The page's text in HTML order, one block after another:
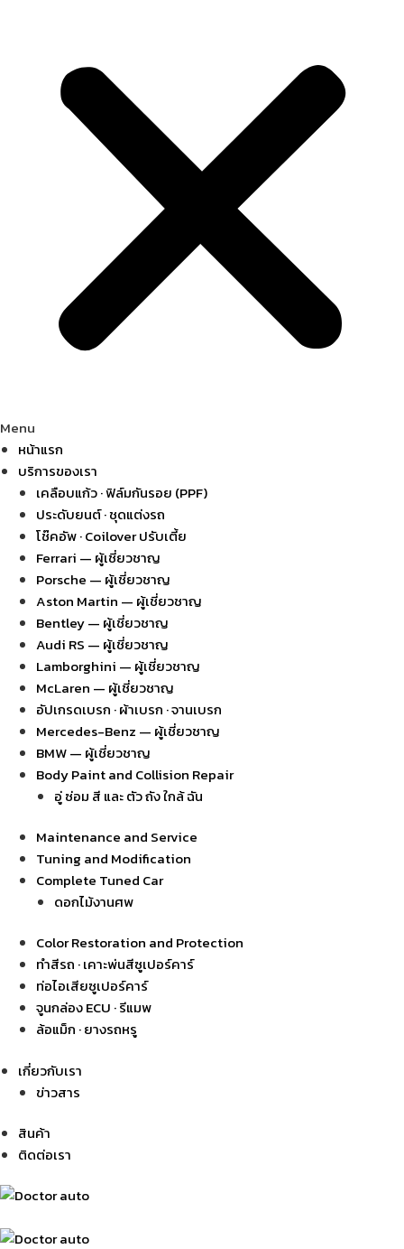
Menu
หน้าแรก
บริการของเรา
เคลือบแก้ว · ฟิล์มกันรอย (PPF)
ประดับยนต์ · ชุดแต่งรถ
โช๊คอัพ · Coilover ปรับเตี้ย
Ferrari — ผู้เชี่ยวชาญ
Porsche — ผู้เชี่ยวชาญ
Aston Martin — ผู้เชี่ยวชาญ
Bentley — ผู้เชี่ยวชาญ
Audi RS — ผู้เชี่ยวชาญ
Lamborghini — ผู้เชี่ยวชาญ
McLaren — ผู้เชี่ยวชาญ
อัปเกรดเบรก · ผ้าเบรก · จานเบรก
Mercedes-Benz — ผู้เชี่ยวชาญ
BMW — ผู้เชี่ยวชาญ
Body Paint and Collision Repair
อู่ ซ่อม สี และ ตัว ถัง ใกล้ ฉัน
Maintenance and Service
Tuning and Modification
Complete Tuned Car
ดอกไม้งานศพ
Color Restoration and Protection
ทำสีรถ · เคาะพ่นสีซูเปอร์คาร์
ท่อไอเสียซูเปอร์คาร์
จูนกล่อง ECU · รีแมพ
ล้อแม็ก · ยางรถหรู
เกี่ยวกับเรา
ข่าวสาร
สินค้า
ติดต่อเรา